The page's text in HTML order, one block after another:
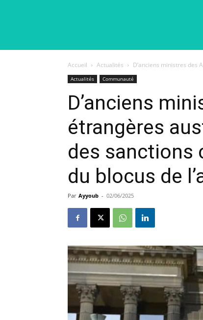
Accueil Actualités D’anciens ministres des
Actualités Communauté
D’anciens
étrangères
des sanctions
du blocus de
Par Ayyoub - 02/06/2025